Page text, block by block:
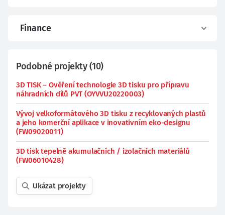
Finance
Podobné projekty(10)
3D TISK – Ověření technologie 3D tisku pro přípravu
náhradních dílů PVT (OYVVU20220003)
Vývoj velkoformátového 3D tisku z recyklovaných plastů
a jeho komerční aplikace v inovativním eko-designu
(FW09020011)
3D tisk tepelně akumulačních / izolačních materiálů
(FW06010428)
Ukázat projekty